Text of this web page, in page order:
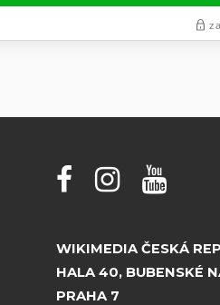
WIKIMEDIA ČESKÁ
HALA 40, BUBENSKÉ
PRAHA 7